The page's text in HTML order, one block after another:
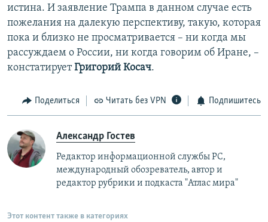
истина. И заявление Трампа в данном случае есть
пожелания на далекую перспективу, такую, которая
пока и близко не просматривается – ни когда мы
рассуждаем о России, ни когда говорим об Иране, –
констатируетГригорий Косач.
Поделиться Читать без VPN Подпишитесь
Александр Гостев
Редактор информационной службы РС,
международный обозреватель, автор и
редактор рубрики и подкаста "Атлас мира"
Этот контент также в категориях